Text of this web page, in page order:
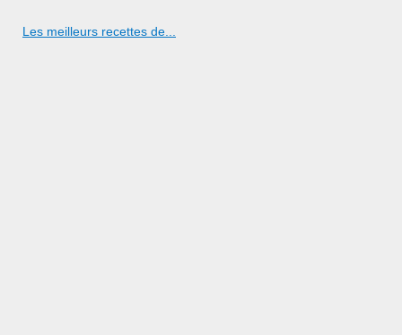
Les meilleurs recettes de...